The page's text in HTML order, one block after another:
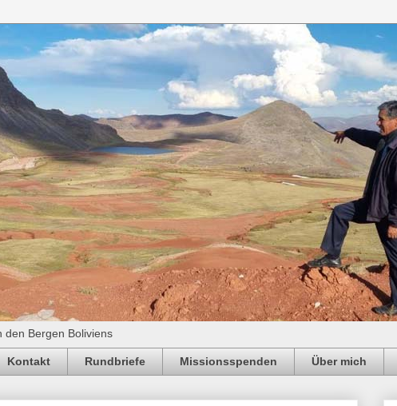
den Bergen Boliviens
Kontakt Rundbriefe Missionsspenden Über mich